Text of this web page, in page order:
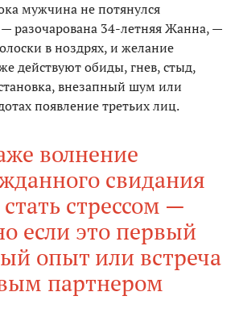
мужчина не потянулся
разочарована 34-летняя Жанна, —
в ноздрях, и желание
действуют обиды, гнев, стыд,
внезапный шум или
появление третьих лиц.
волнение
свидания
стрессом —
если это первый
опыт или встреча
партнером